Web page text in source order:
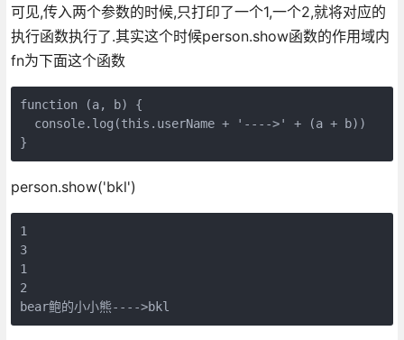
可见,传入两个参数的时候,只打印了一个1,一个2,就将对应的
执行函数执行了.其实这个时候person.show函数的作用域内
fn为下面这个函数
function (a, b) {
  console.log(this.userName + '---->' + (a + b))
person.show('bkl')
1
3
1
2